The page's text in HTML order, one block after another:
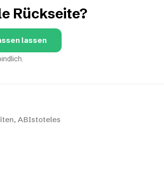
Rückseite?
lassen
, ABIstoteles